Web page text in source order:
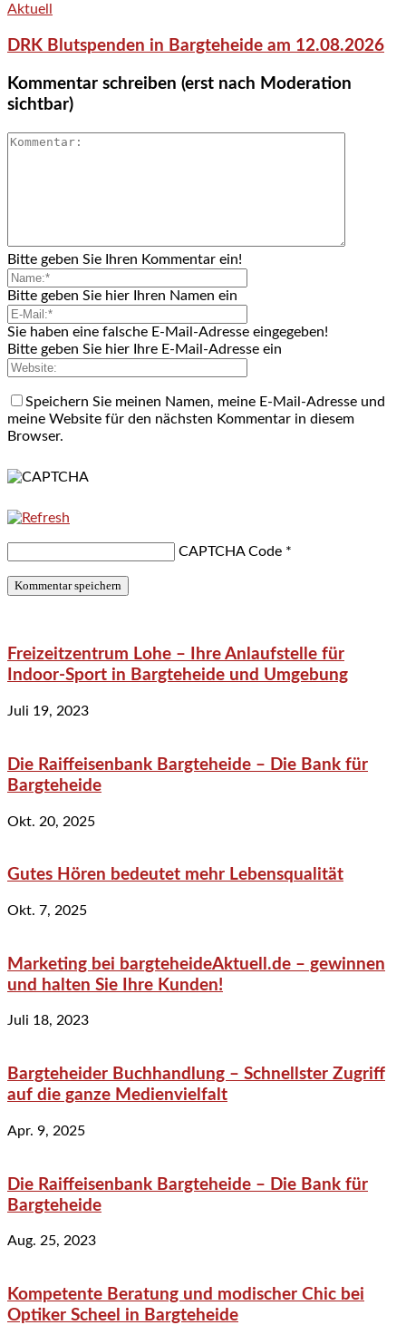
Aktuell
DRK Blutspenden in Bargteheide am 12.08.2026
Kommentar schreiben (erst nach Moderation
sichtbar)
Bitte geben Sie Ihren Kommentar ein!
Bitte geben Sie hier Ihren Namen ein
Sie haben eine falsche E-Mail-Adresse eingegeben!
Bitte geben Sie hier Ihre E-Mail-Adresse ein
Speichern Sie meinen Namen, meine E-Mail-Adresse und
meine Website für den nächsten Kommentar in diesem
Browser.
CAPTCHA Code *
Freizeitzentrum Lohe – Ihre Anlaufstelle für
Indoor-Sport in Bargteheide und Umgebung
Juli 19, 2023
Die Raiffeisenbank Bargteheide – Die Bank für
Bargteheide
Okt. 20, 2025
Gutes Hören bedeutet mehr Lebensqualität
Okt. 7, 2025
Marketing bei bargteheideAktuell.de – gewinnen
und halten Sie Ihre Kunden!
Juli 18, 2023
Bargteheider Buchhandlung – Schnellster Zugriff
auf die ganze Medienvielfalt
Apr. 9, 2025
Die Raiffeisenbank Bargteheide – Die Bank für
Bargteheide
Aug. 25, 2023
Kompetente Beratung und modischer Chic bei
Optiker Scheel in Bargteheide